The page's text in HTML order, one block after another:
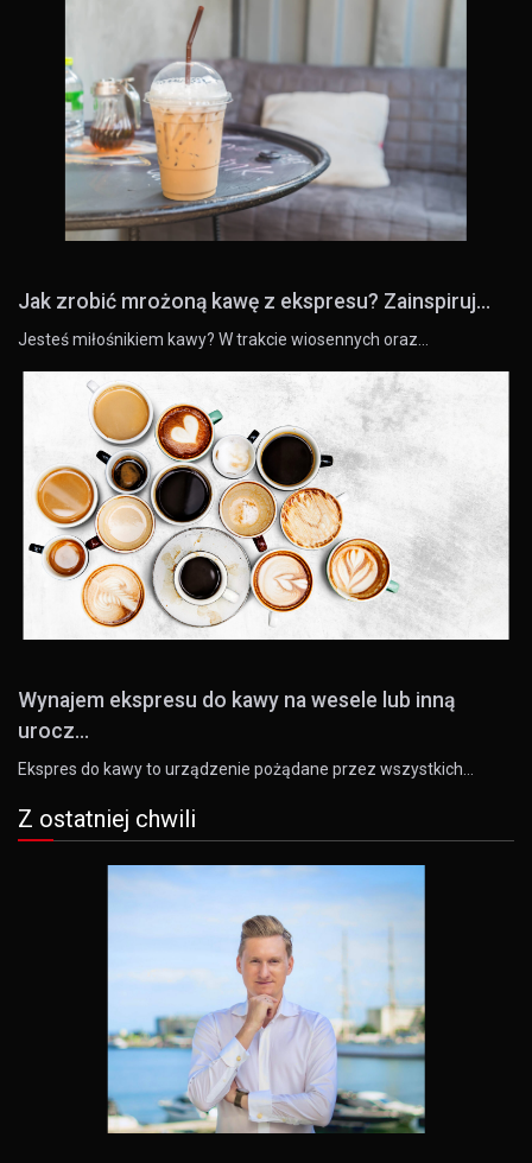
Jak zrobić mrożoną kawę z ekspresu? Zainspiruj...
Jesteś miłośnikiem kawy? W trakcie wiosennych oraz…
Wynajem ekspresu do kawy na wesele lub inną
urocz...
Ekspres do kawy to urządzenie pożądane przez wszystkich…
Z ostatniej chwili